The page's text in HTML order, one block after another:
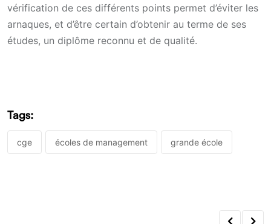
vérification de ces différents points permet d’éviter les
arnaques, et d’être certain d’obtenir au terme de ses
études, un diplôme reconnu et de qualité.
Tags:
cge écoles de management grande école